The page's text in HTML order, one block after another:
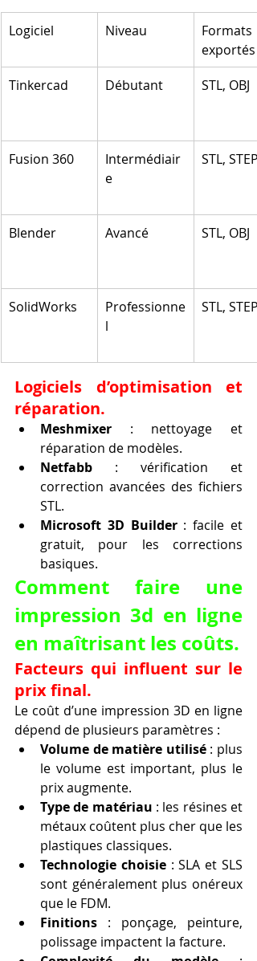
Logiciel Niveau
Formats
exportés
Tinkercad
Débutant STL, OBJ
Fusion 360
Intermédiair
e
STL, STEP
Blender Avancé STL, OBJ
SolidWorks
Professionne
l
STL, STEP
Logiciels d’optimisation et
réparation.
Meshmixer : nettoyage et
réparation de modèles.
Netfabb : vérification et
correction avancées des fichiers
STL.
Microsoft 3D Builder : facile et
gratuit, pour les corrections
basiques.
Comment faire une
impression 3d en ligne
en maîtrisant les coûts.
Facteurs qui influent sur le
prix final.
Le coût d’une impression 3D en ligne
dépend de plusieurs paramètres :
Volume de matière utilisé : plus
le volume est important, plus le
prix augmente.
Type de matériau : les résines et
métaux coûtent plus cher que les
plastiques classiques.
Technologie choisie : SLA et SLS
sont généralement plus onéreux
que le FDM.
Finitions : ponçage, peinture,
polissage impactent la facture.